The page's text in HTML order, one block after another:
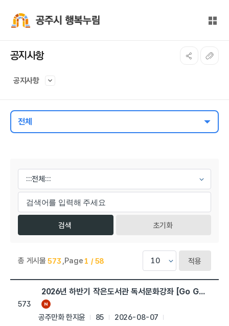
전체
공지사항
공지사항
전체
초기화
총 게시물 573 ,Page 1 / 58 적용
행복누림 > 공지사항 목록으로 번호, 제목, 작성자, 조회수,등록일,
573
2026년 하반기 작은도서관 독서문화강좌 [Go Go 세계
공주만화 한지윤 85 2026-08-07